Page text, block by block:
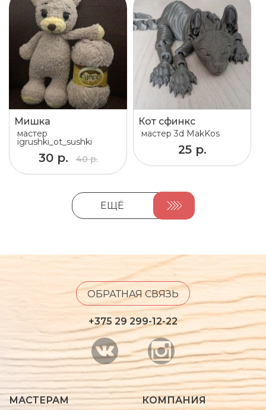
Мишка
мастер
igrushki_ot_sushki
30 р. 40 р.
Кот сфинкс
мастер 3d MakKos
25 р.
ЕЩЁ
ОБРАТНАЯ СВЯЗЬ
+375 29 299-12-22
МАСТЕРАМ КОМПАНИЯ